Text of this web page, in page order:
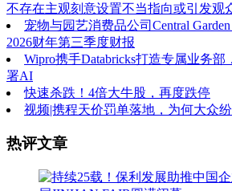
不存在主观刻意设置不当指向或引发观
宠物与园艺消费品公司Central
2026财年第三季度财报
Wipro携手Databricks打造专属业务
署AI
快速杀跌！4倍大牛股，再度跌停
视频|携程天价罚单落地，为何大众
热评文章